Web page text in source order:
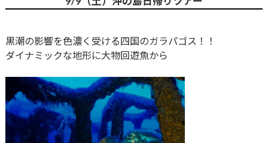
黒潮の影響を色濃く受ける四国のガラパゴス！！
ダイナミックな地形に大物回遊魚から